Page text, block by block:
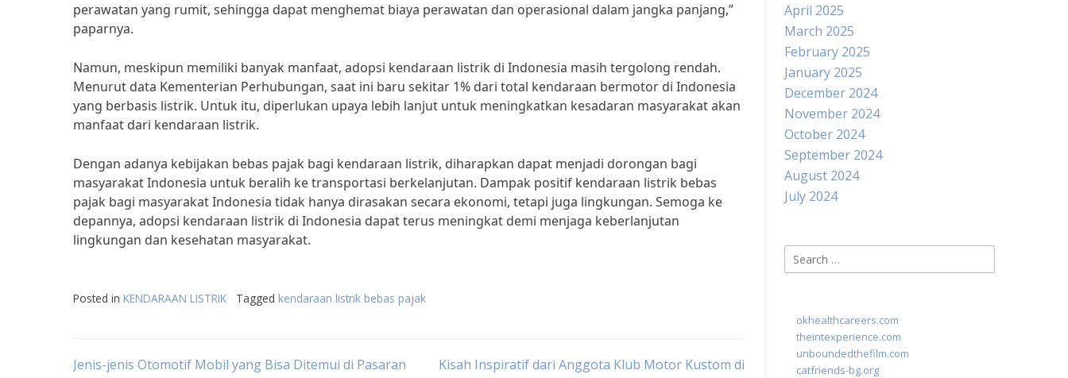
perawatan yang rumit, sehingga dapat menghemat biaya perawatan dan operasional dalam jangka panjang,”
paparnya.
Namun, meskipun memiliki banyak manfaat, adopsi kendaraan listrik di Indonesia masih tergolong rendah.
Menurut data Kementerian Perhubungan, saat ini baru sekitar 1% dari total kendaraan bermotor di Indonesia
yang berbasis listrik. Untuk itu, diperlukan upaya lebih lanjut untuk meningkatkan kesadaran masyarakat akan
manfaat dari kendaraan listrik.
Dengan adanya kebijakan bebas pajak bagi kendaraan listrik, diharapkan dapat menjadi dorongan bagi
masyarakat Indonesia untuk beralih ke transportasi berkelanjutan. Dampak positif kendaraan listrik bebas
pajak bagi masyarakat Indonesia tidak hanya dirasakan secara ekonomi, tetapi juga lingkungan. Semoga ke
depannya, adopsi kendaraan listrik di Indonesia dapat terus meningkat demi menjaga keberlanjutan
lingkungan dan kesehatan masyarakat.
Posted in KENDARAAN LISTRIK Tagged kendaraan listrik bebas pajak
Jenis-jenis Otomotif Mobil yang Bisa Ditemui di Pasaran
Kisah Inspiratif dari Anggota Klub Motor Kustom di
April 2025
March 2025
February 2025
January 2025
December 2024
November 2024
October 2024
September 2024
August 2024
July 2024
Search
for:
okhealthcareers.com
theintexperience.com
unboundedthefilm.com
catfriends-bg.org